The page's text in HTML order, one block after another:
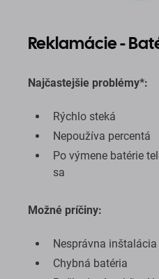
Reklamácie -
Najčastejšie problémy*:
Rýchlo steká
Nepoužíva percentá
Po výmene batérie
sa
Možné príčiny:
Nesprávna inštalácia
Chybná batéria